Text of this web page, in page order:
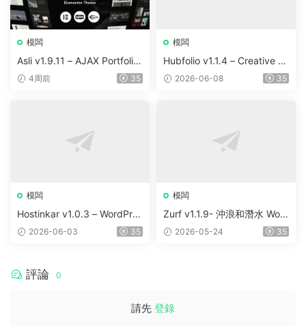
模闆
Asli v1.9.11 – AJAX Portfolio
Elementor WordPress Them
4周前 35
模闆
Hubfolio v1.1.4 – Creative P
ortfolio & Digital Agency Wo
2026-06-08 35
模闆
Hostinkar v1.0.3 – WordPres
s & WHMCS 主題
2026-06-03 35
模闆
Zurf v1.1.9- 沖浪和潛水 Wor
dPress主題
2026-05-24 35
評論 0
請先 登錄